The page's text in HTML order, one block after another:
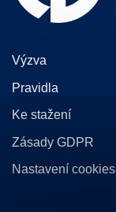
Výzva
Pravidla
Ke stažení
Zásady GDPR
Nastavení cookies